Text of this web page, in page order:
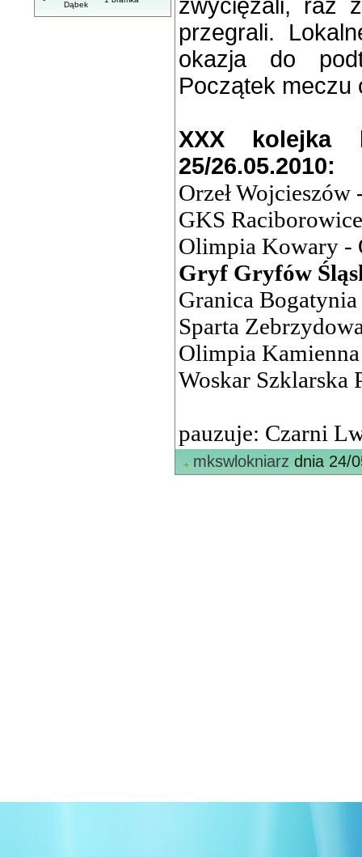
Dąbek
zwyciężali, raz
przegrali.
okazja do
Początek meczu
XXX kolejka
25/26.05.2010:
Orzeł
GKS
Olimpia Kowary -
Gryf Gryfów
Granica
Sparta
Olimpia
Woskar Szklarska
pauzuje: Czarni
mkswlokniarz dnia 24/